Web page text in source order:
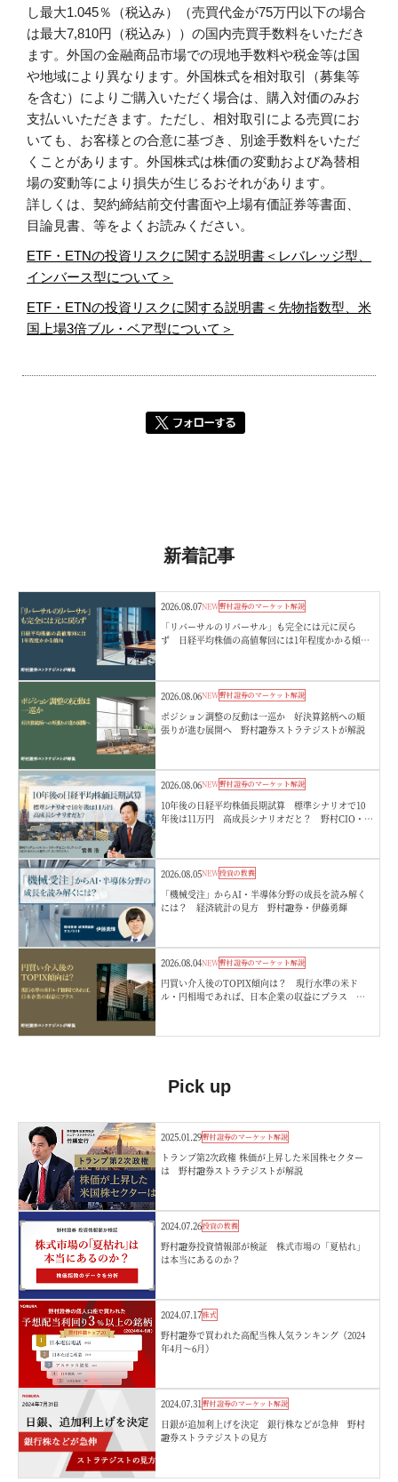
し最大1.045％（税込み）（売買代金が75万円以下の場合
は最大7,810円（税込み））の国内売買手数料をいただき
ます。外国の金融商品市場での現地手数料や税金等は国
や地域により異なります。外国株式を相対取引（募集等
を含む）によりご購入いただく場合は、購入対価のみお
支払いいただきます。ただし、相対取引による売買にお
いても、お客様との合意に基づき、別途手数料をいただ
くことがあります。外国株式は株価の変動および為替相
場の変動等により損失が生じるおそれがあります。
詳しくは、契約締結前交付書面や上場有価証券等書面、
目論見書、等をよくお読みください。
ETF・ETNの投資リスクに関する説明書＜レバレッジ型、
インバース型について＞
ETF・ETNの投資リスクに関する説明書＜先物指数型、米
国上場3倍ブル・ベア型について＞
新着記事
2026.08.07NEW野村證券のマーケット解説
「リバーサルのリバーサル」も完全には元に戻ら
ず 日経平均株価の高値奪回には1年程度かかる傾
2026.08.06NEW野村證券のマーケット解説
ポジション調整の反動は一巡か 好決算銘柄への順
張りが進む展開へ 野村證券ストラテジストが解説
2026.08.06NEW野村證券のマーケット解説
10年後の日経平均株価長期試算 標準シナリオで10
年後は11万円 高成長シナリオだと？ 野村CIO・宮
2026.08.05NEW投資の教養
「機械受注」からAI・半導体分野の成長を読み解く
には？ 経済統計の見方 野村證券・伊藤勇輝
2026.08.04NEW野村證券のマーケット解説
円買い介入後のTOPIX傾向は？ 現行水準の米ド
ル・円相場であれば、日本企業の収益にプラス 野
Pick up
2025.01.29野村證券のマーケット解説
トランプ第2次政権 株価が上昇した米国株セクター
は 野村證券ストラテジストが解説
2024.07.26投資の教養
野村證券投資情報部が検証 株式市場の「夏枯れ」
は本当にあるのか？
2024.07.17株式
野村證券で買われた高配当株人気ランキング（2024
年4月～6月）
2024.07.31野村證券のマーケット解説
日銀が追加利上げを決定 銀行株などが急伸 野村
證券ストラテジストの見方